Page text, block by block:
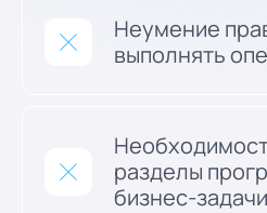
Неумение
выполнять
разделы
бизнес-задачи